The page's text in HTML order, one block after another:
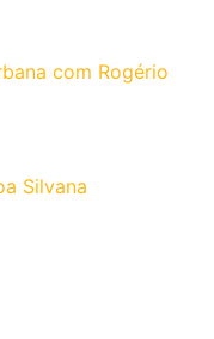
com Rogério
Silvana